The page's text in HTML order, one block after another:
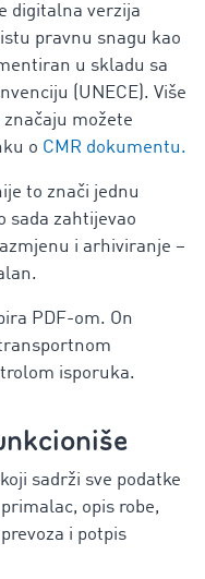
digitalna verzija
pravnu snagu kao
u skladu sa
(UNECE). Više
možete
o CMR dokumentu.
to znači jednu
sada zahtijevao
i arhiviranje –
PDF-om. On
isporuka.
sadrži sve podatke
opis robe,
i potpis